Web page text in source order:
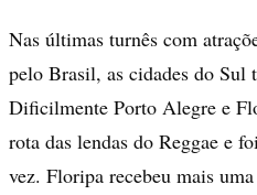
Nas últimas turnês com
pelo Brasil, as cidades do
Dificilmente Porto Alegre e
rota das lendas do Reggae e
vez. Floripa recebeu mais